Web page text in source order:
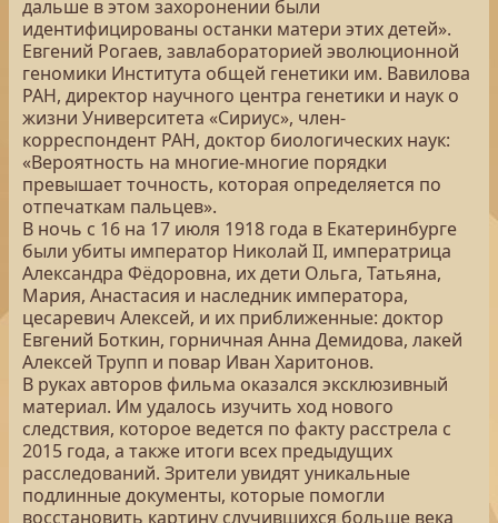
дальше в этом захоронении были
идентифицированы останки матери этих детей».
Евгений Рогаев, завлабораторией эволюционной
геномики Института общей генетики им. Вавилова
РАН, директор научного центра генетики и наук о
жизни Университета «Сириус», член-
корреспондент РАН, доктор биологических наук:
«Вероятность на многие-многие порядки
превышает точность, которая определяется по
отпечаткам пальцев».
В ночь с 16 на 17 июля 1918 года в Екатеринбурге
были убиты император Николай II, императрица
Александра Фёдоровна, их дети Ольга, Татьяна,
Мария, Анастасия и наследник императора,
цесаревич Алексей, и их приближенные: доктор
Евгений Боткин, горничная Анна Демидова, лакей
Алексей Трупп и повар Иван Харитонов.
В руках авторов фильма оказался эксклюзивный
материал. Им удалось изучить ход нового
следствия, которое ведется по факту расстрела с
2015 года, а также итоги всех предыдущих
расследований. Зрители увидят уникальные
подлинные документы, которые помогли
восстановить картину случившихся больше века